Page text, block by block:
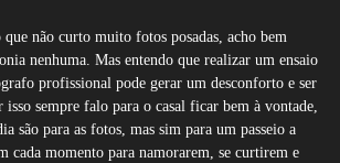
não curto muito fotos posadas, acho bem
nenhuma. Mas entendo que realizar um ensaio
profissional pode gerar um desconforto e ser
sempre falo para o casal ficar bem à vontade,
são para as fotos, mas sim para um passeio a
cada momento para namorarem, se curtirem e